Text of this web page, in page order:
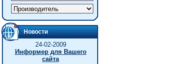
Новости
24-02-2009
Информер для Вашего
сайта